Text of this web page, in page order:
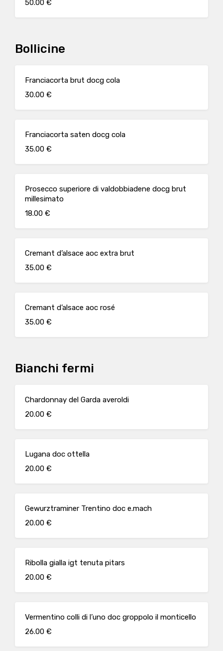
50.00 €
Bollicine
Franciacorta brut docg cola
30.00 €
Franciacorta saten docg cola
35.00 €
Prosecco superiore di valdobbiadene docg brut
millesimato
18.00 €
Cremant d’alsace aoc extra brut
35.00 €
Cremant d’alsace aoc rosé
35.00 €
Bianchi fermi
Chardonnay del Garda averoldi
20.00 €
Lugana doc ottella
20.00 €
Gewurztraminer Trentino doc e.mach
20.00 €
Ribolla gialla igt tenuta pitars
20.00 €
Vermentino colli di l’uno doc groppolo il monticello
26.00 €